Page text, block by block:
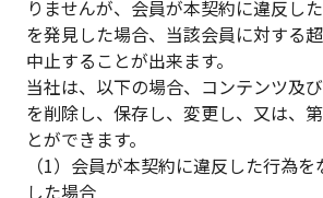
りませんが、会員が本契約に違反し
を発見した場合、当該会員に対する
中止することが出来ます。
当社は、以下の場合、コンテンツ及
を削除し、保存し、変更し、又は、
とができます。
（1）会員が本契約に違反した行為
した場合